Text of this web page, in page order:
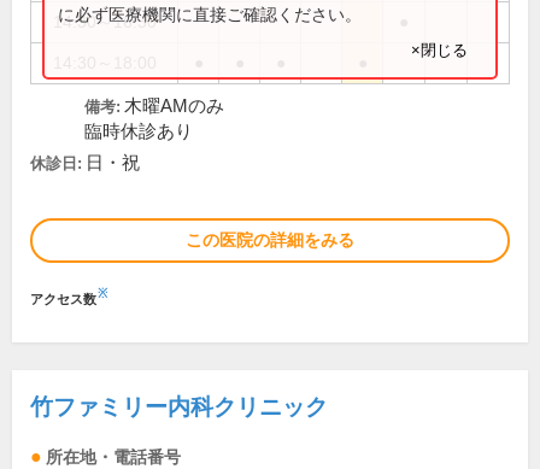
14:30～16:30
に必ず医療機関に直接ご確認ください。
×閉じる
備考: 木曜AMのみ
臨時休診あり
休診日: 日・祝
この医院の詳細をみる
アクセス数※
竹ファミリー内科クリニック
所在地・電話番号